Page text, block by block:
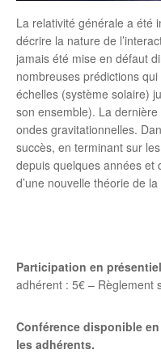
La relativité générale a été
décrire la nature de
jamais été mise en défaut
nombreuses prédictions
échelles (système solaire)
son ensemble). La
ondes gravitationnelles.
succès, en terminant sur
depuis quelques années et
d’une nouvelle théorie de
Participation en présentiel
adhérent : 5€ – Règlement
Conférence disponible
les adhérents.